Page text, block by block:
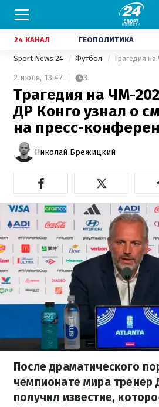
24 КАНАЛ ГЕОПОЛИТИКА
Sport News 24 Футбол
2 июля, 13:47 3
Трагедия на ЧМ-
ДР Конго узнал о
на пресс-
Николай Брежицкий
После драматического
чемпионате мира тренер
получил известие,